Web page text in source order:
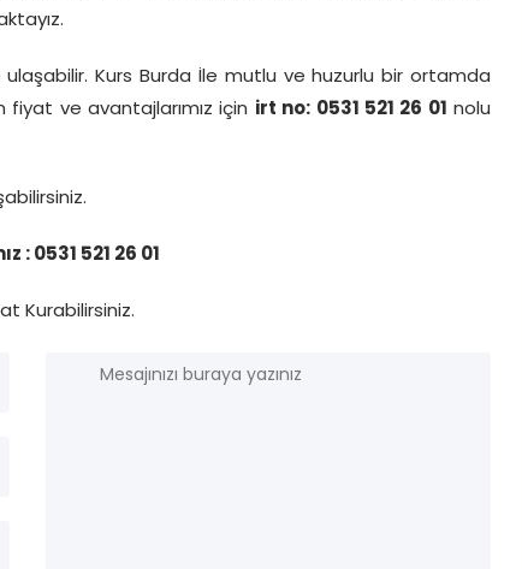
Kurs Burda İle mutlu ve huzurlu bir ortamda
fiyat ve avantajlarımız için irt no: 0531 521 26 01 nolu
: 0531 521 26 01
Kurabilirsiniz.